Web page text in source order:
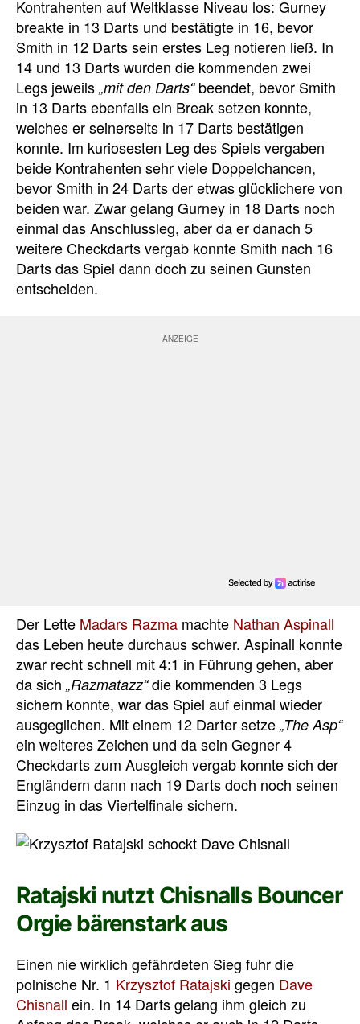
Kontrahenten auf Weltklasse Niveau los: Gurney
breakte in 13 Darts und bestätigte in 16, bevor
Smith in 12 Darts sein erstes Leg notieren ließ. In
14 und 13 Darts wurden die kommenden zwei
Legs jeweils „mit den Darts“beendet, bevor Smith
in 13 Darts ebenfalls ein Break setzen konnte,
welches er seinerseits in 17 Darts bestätigen
konnte. Im kuriosesten Leg des Spiels vergaben
beide Kontrahenten sehr viele Doppelchancen,
bevor Smith in 24 Darts der etwas glücklichere von
beiden war. Zwar gelang Gurney in 18 Darts noch
einmal das Anschlussleg, aber da er danach 5
weitere Checkdarts vergab konnte Smith nach 16
Darts das Spiel dann doch zu seinen Gunsten
entscheiden.
Der Lette Madars Razma machte Nathan Aspinall
das Leben heute durchaus schwer. Aspinall konnte
zwar recht schnell mit 4:1 in Führung gehen, aber
da sich „Razmatazz“die kommenden 3 Legs
sichern konnte, war das Spiel auf einmal wieder
ausgeglichen. Mit einem 12 Darter setze „The Asp“
ein weiteres Zeichen und da sein Gegner 4
Checkdarts zum Ausgleich vergab konnte sich der
Engländern dann nach 19 Darts doch noch seinen
Einzug in das Viertelfinale sichern.
Ratajski nutzt Chisnalls Bouncer
Orgie bärenstark aus
Einen nie wirklich gefährdeten Sieg fuhr die
polnische Nr. 1 Krzysztof Ratajski gegen Dave
Chisnall ein. In 14 Darts gelang ihm gleich zu